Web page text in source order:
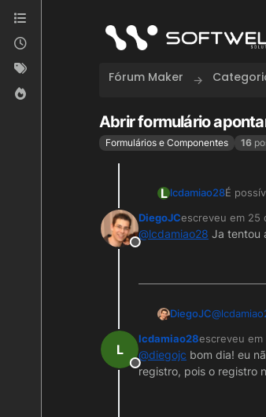
Skip to content
Fórum Maker
Abrir formulário
Formulários e Componentes 16
L lcdamiao28É
Offline
DiegoJCescreveu em 25
última edição por
@lcdamiao28 Ja tentou
DiegoJC@
L
Offline
lcdamiao28escreveu em
última edição
@diegojc bom dia! eu
registro, pois o registro